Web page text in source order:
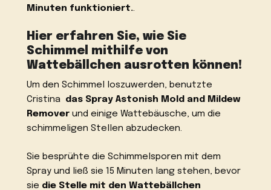
Minuten funktioniert..
Hier erfahren Sie, wie Sie
Schimmel mithilfe von
Wattebällchen ausrotten können!
Um den Schimmel loszuwerden, benutzte
Cristina das Spray Astonish Mold and Mildew
Remover und einige Wattebäusche, um die
schimmeligen Stellen abzudecken.
Sie besprühte die Schimmelsporen mit dem
Spray und ließ sie 15 Minuten lang stehen, bevor
sie die Stelle mit den Wattebällchen